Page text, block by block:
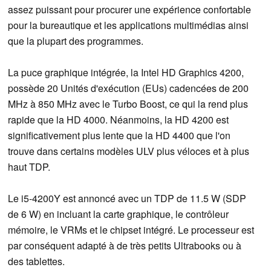
assez puissant pour procurer une expérience confortable
pour la bureautique et les applications multimédias ainsi
que la plupart des programmes.
La puce graphique intégrée, la Intel HD Graphics 4200,
possède 20 Unités d'exécution (EUs) cadencées de 200
MHz à 850 MHz avec le Turbo Boost, ce qui la rend plus
rapide que la HD 4000. Néanmoins, la HD 4200 est
significativement plus lente que la HD 4400 que l'on
trouve dans certains modèles ULV plus véloces et à plus
haut TDP.
Le i5-4200Y est annoncé avec un TDP de 11.5 W (SDP
de 6 W) en incluant la carte graphique, le contrôleur
mémoire, le VRMs et le chipset intégré. Le processeur est
par conséquent adapté à de très petits Ultrabooks ou à
des tablettes.